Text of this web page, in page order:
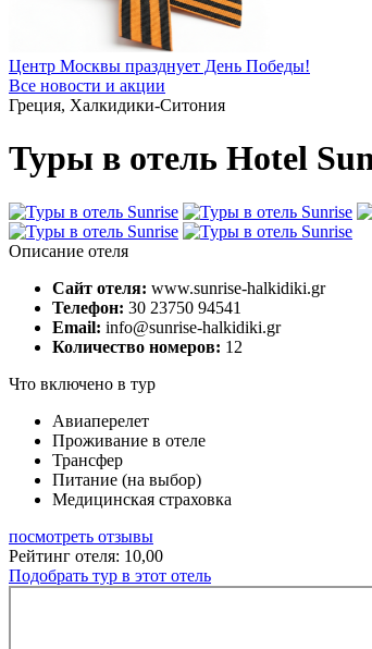
Центр Москвы празднует День Победы!
Все новости и акции
Греция, Халкидики-Ситония
Туры в отель Hotel
Описание отеля
Сайт отеля: www.sunrise-halkidiki.gr
Телефон: 30 23750 94541
Email: info@sunrise-halkidiki.gr
Количество номеров: 12
Что включено в тур
Авиаперелет
Проживание в отеле
Трансфер
Питание (на выбор)
Медицинская страховка
посмотреть отзывы
Рейтинг отеля: 10,00
Подобрать тур в этот отель